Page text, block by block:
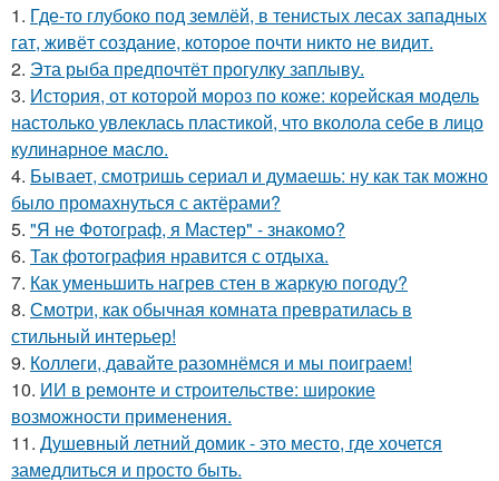
1. Где-то глубоко под землёй, в тенистых лесах западных
гат, живёт создание, которое почти никто не видит.
2. Эта рыба предпочтёт прогулку заплыву.
3. История, от которой мороз по коже: корейская модель
настолько увлеклась пластикой, что вколола себе в лицо
кулинарное масло.
4. Бывает, смотришь сериал и думаешь: ну как так можно
было промахнуться с актёрами?
5. "Я не Фотограф, я Мастер" - знакомо?
6. Так фотография нравится с отдыха.
7. Как уменьшить нагрев стен в жаркую погоду?
8. Смотри, как обычная комната превратилась в
стильный интерьер!
9. Коллеги, давайте разомнёмся и мы поиграем!
10. ИИ в ремонте и строительстве: широкие
возможности применения.
11. Душевный летний домик - это место, где хочется
замедлиться и просто быть.